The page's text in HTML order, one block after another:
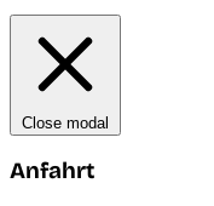
Close modal
Anfahrt